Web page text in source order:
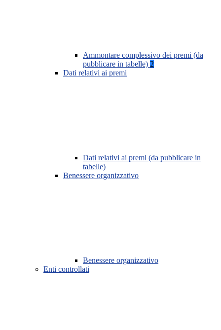
Ammontare complessivo dei premi (da
pubblicare in tabelle) 2
Dati relativi ai premi
Dati relativi ai premi (da pubblicare in
tabelle)
Benessere organizzativo
Benessere organizzativo
Enti controllati